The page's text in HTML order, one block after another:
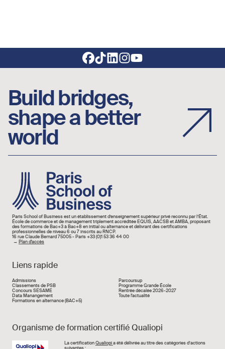
Footer social links
Build bridges,
shape a better
world
Image
Paris School of Business est un établissement d’enseignement supérieur privé reconnu par l’État.
École de commerce et de management triplement accréditée EQUIS, AACSB et AMBA, proposant
des formations de Bac+3 à Bac+8 en initial ou alternance et délivrant des certifications
professionnelles de niveau 6 ou 7 inscrits au RNCP.
16 rue Claude Bernard 75005 - Paris +33 (0)1 53 36 44 00
→ Plan d'accès
Liens rapide
Liens rapide
Admissions
Classements de PSB
Concours SESAME
Data Manangement
Formations en alternance (BAC+5)
Parcoursup
Programme Grande École
Rentrée décalée 2026-2027
Toute l'actualité
Organisme de formation certifié Qualiopi
Image La certificationQualiopia été délivrée au titre des catégories d’actions